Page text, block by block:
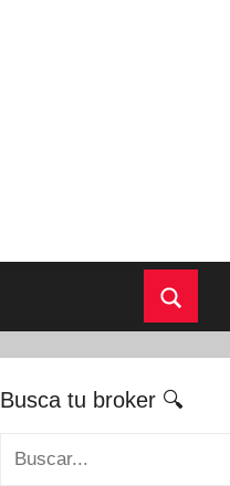
Buscar
Busca tu broker 🔍
Buscar: